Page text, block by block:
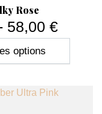
rapide
Rose
58,00 €
options